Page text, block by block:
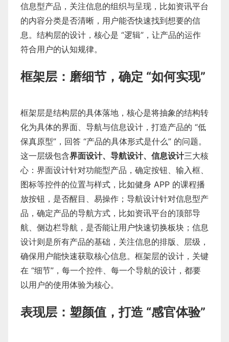
信息型产品，关注信息的组织与呈现，比如资讯平台
的内容分类是否清晰，用户能否快速找到想要的信
息。结构层的设计，核心是 “逻辑”，让产品的运作
符合用户的认知规律。
框架层：磨细节，确定 “如何实现”
框架层是结构层的具体落地，核心是将抽象的结构转
化为具体的界面、导航与信息设计，打造产品的 “低
保真原型”，回答 “产品的具体形式是什么” 的问题。
这一层级包含界面设计、导航设计、信息设计三大核
心：界面设计针对功能型产品，确定按钮、输入框、
图标等控件的位置与样式，比如健身 APP 的课程播
放按钮，是否醒目、易操作；导航设计针对信息型产
品，确定产品的导航方式，比如资讯平台的顶部导
航、侧边栏导航，是否能让用户快速切换板块；信息
设计则是所有产品的基础，关注信息的排版、层级，
确保用户能快速获取核心信息。框架层的设计，关键
在 “细节”，每一个控件、每一个导航的设计，都要
以用户的使用体验为核心。
表现层：塑颜值，打造 “感官体验”